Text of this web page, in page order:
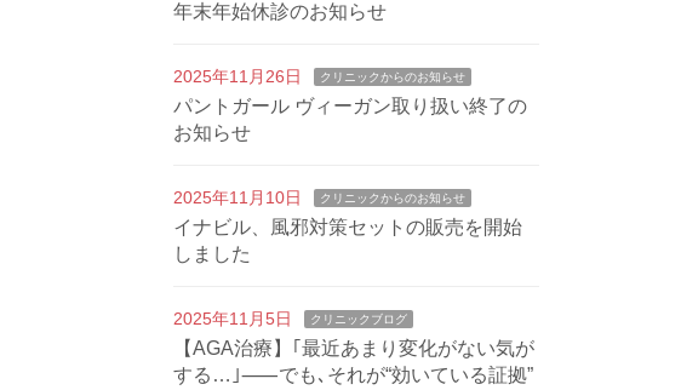
年末年始休診のお知らせ
2025年11月26日 クリニックからのお知らせ
パントガール ヴィーガン取り扱い終了の
お知らせ
2025年11月10日 クリニックからのお知らせ
イナビル、風邪対策セットの販売を開始
しました
2025年11月5日 クリニックブログ
【AGA治療】｢最近あまり変化がない気が
する…｣⸺でも､それが“効いている証拠”